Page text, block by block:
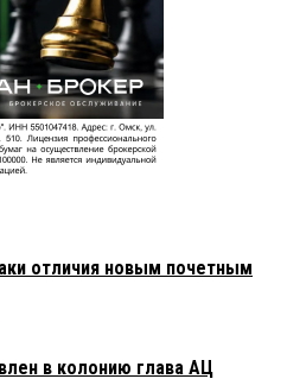
отличия новым почетным
в колонию глава АЦ